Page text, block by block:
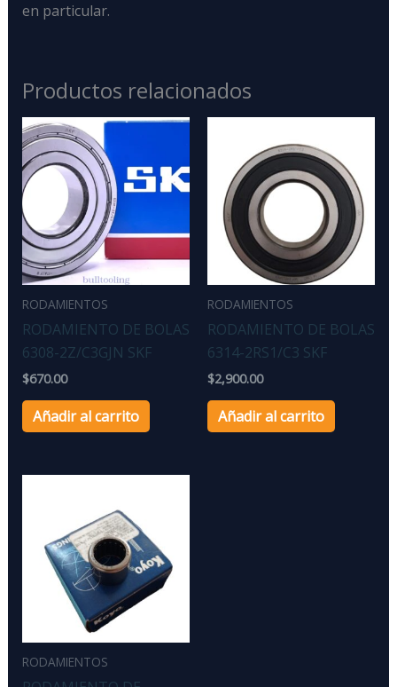
en particular.
Productos relacionados
RODAMIENTOS
RODAMIENTO DE BOLAS
6308-2Z/C3GJN SKF
$670.00
Añadir al carrito
RODAMIENTOS
RODAMIENTO DE BOLAS
6314-2RS1/C3 SKF
$2,900.00
Añadir al carrito
RODAMIENTOS